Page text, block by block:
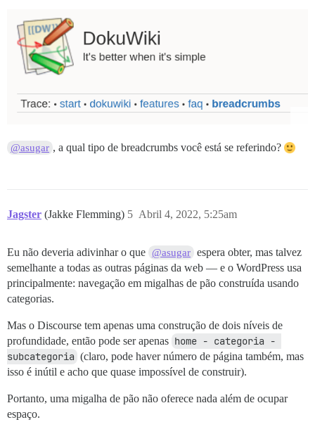
@asugar , a qual tipo de breadcrumbs você está se referindo?
Jagster (Jakke Flemming) Abril 4, 2022, 5:25am
5
Eu não deveria adivinhar o que @asugar espera obter, mas talvez
semelhante a todas as outras páginas da web — e o WordPress usa
principalmente: navegação em migalhas de pão construída usando
categorias.
Mas o Discourse tem apenas uma construção de dois níveis de
profundidade, então pode ser apenas home - categoria -
subcategoria (claro, pode haver número de página também, mas
isso é inútil e acho que quase impossível de construir).
Portanto, uma migalha de pão não oferece nada além de ocupar
espaço.